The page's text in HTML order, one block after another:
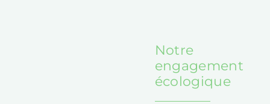
Notre
engagement
écologique